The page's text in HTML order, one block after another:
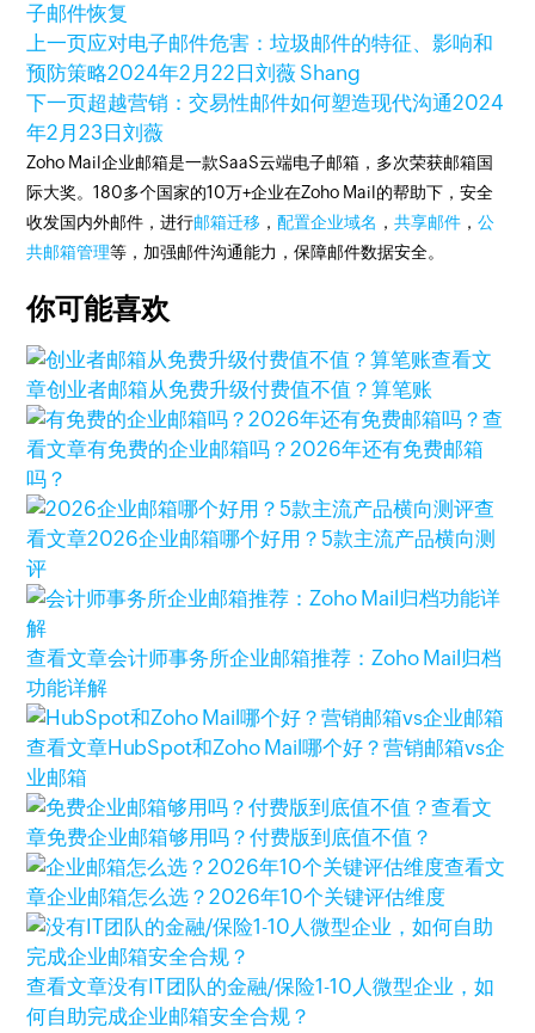
子邮件恢复
上一页应对电子邮件危害：垃圾邮件的特征、影响和
预防策略2024年2月22日刘薇 Shang
下一页超越营销：交易性邮件如何塑造现代沟通2024
年2月23日刘薇
Zoho Mail企业邮箱是一款SaaS云端电子邮箱，多次荣获邮箱国
际大奖。180多个国家的10万+企业在Zoho Mail的帮助下，安全
收发国内外邮件，进行邮箱迁移 ，配置企业域名 ，共享邮件 ，公
共邮箱管理等，加强邮件沟通能力，保障邮件数据安全。
你可能喜欢
查看文
章创业者邮箱从免费升级付费值不值？算笔账
查
看文章有免费的企业邮箱吗？2026年还有免费邮箱
吗？
查
看文章2026企业邮箱哪个好用？5款主流产品横向测
评
查看文章会计师事务所企业邮箱推荐：Zoho Mail归档
功能详解
查看文章HubSpot和Zoho Mail哪个好？营销邮箱vs企
业邮箱
查看文
章免费企业邮箱够用吗？付费版到底值不值？
查看文
章企业邮箱怎么选？2026年10个关键评估维度
查看文章没有IT团队的金融/保险1-10人微型企业，如
何自助完成企业邮箱安全合规？